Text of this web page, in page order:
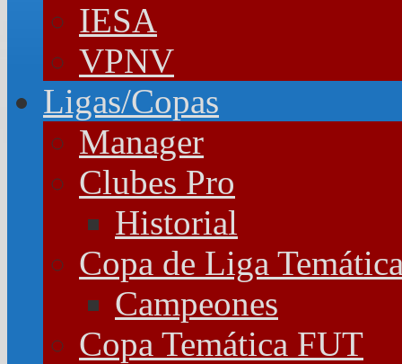
IESA
VPNV
Ligas/Copas
Manager
Clubes Pro
Historial
Copa de Liga
Campeones
Copa Temática FUT